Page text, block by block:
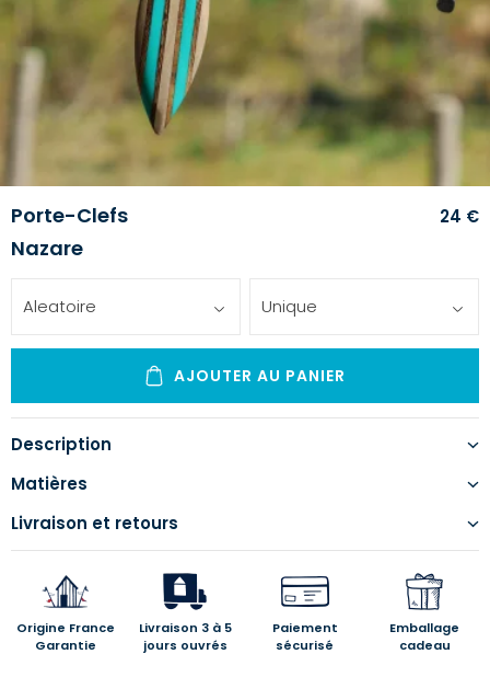
Porte-Clefs
Nazare
24 €
Aleatoire Unique
AJOUTER AU PANIER
Description
Matières
Livraison et retours
Origine France
Garantie
Livraison 3 à 5
jours ouvrés
Paiement
sécurisé
Emballage
cadeau